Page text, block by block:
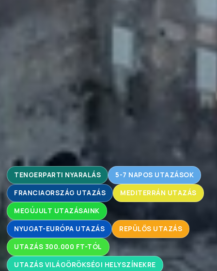
TENGERPARTI NYARALÁS 5-7 NAPOS UTAZÁSOK
FRANCIAORSZÁG UTAZÁS MEDITERRÁN UTAZÁS
MEGÚJULT UTAZÁSAINK
NYUGAT-EURÓPA UTAZÁS REPÜLŐS UTAZÁS
UTAZÁS 300.000 FT-TÓL
UTAZÁS VILÁGÖRÖKSÉGI HELYSZÍNEKRE